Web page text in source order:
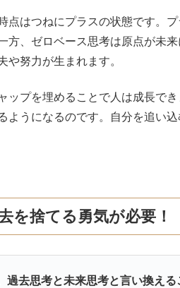
点はつねにプラスの状態です。
方、ゼロベース思考は原点が未
や努力が生まれます。
ップを埋めることで人は成長で
ようになるのです。自分を追い
を捨てる勇気が必要！
過去思考と未来思考と言い換える